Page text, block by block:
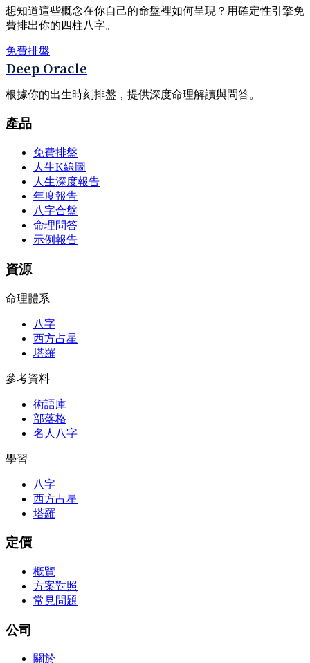
想知道這些概念在你自己的命盤裡如何呈現？用確定性引擎免
費排出你的四柱八字。
免費排盤
Deep Oracle
根據你的出生時刻排盤，提供深度命理解讀與問答。
產品
免費排盤
人生K線圖
人生深度報告
年度報告
八字合盤
命理問答
示例報告
資源
命理體系
八字
西方占星
塔羅
參考資料
術語庫
部落格
名人八字
學習
八字
西方占星
塔羅
定價
概覽
方案對照
常見問題
公司
關於